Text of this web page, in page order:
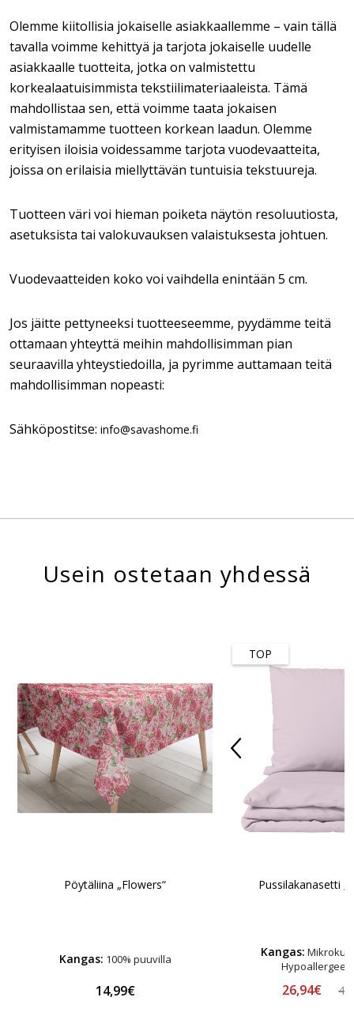
Olemme kiitollisia jokaiselle asiakkaallemme – vain tällä
tavalla voimme kehittyä ja tarjota jokaiselle uudelle
asiakkaalle tuotteita, jotka on valmistettu
korkealaatuisimmista tekstiilimateriaaleista. Tämä
mahdollistaa sen, että voimme taata jokaisen
valmistamamme tuotteen korkean laadun. Olemme
erityisen iloisia voidessamme tarjota vuodevaatteita,
joissa on erilaisia miellyttävän tuntuisia tekstuureja.
Tuotteen väri voi hieman poiketa näytön resoluutiosta,
asetuksista tai valokuvauksen valaistuksesta johtuen.
Vuodevaatteiden koko voi vaihdella enintään 5 cm.
Jos jäitte pettyneeksi tuotteeseemme, pyydämme teitä
ottamaan yhteyttä meihin mahdollisimman pian
seuraavilla yhteystiedoilla, ja pyrimme auttamaan teitä
mahdollisimman nopeasti:
Sähköpostitse: info@savashome.fi
Usein ostetaan yhdessä
Pöytäliina „Flowers“
Kangas: 100% puuvilla
14,99€
TOP
Pussilakanasetti
Kangas:
26,94€